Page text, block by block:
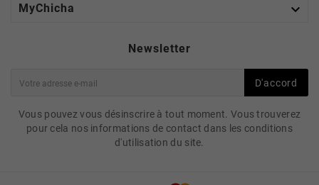
MyChicha 
Newsletter
D'accord
Vous pouvez vous désinscrire à tout moment. Vous trouverez
pour cela nos informations de contact dans les conditions
d'utilisation du site.